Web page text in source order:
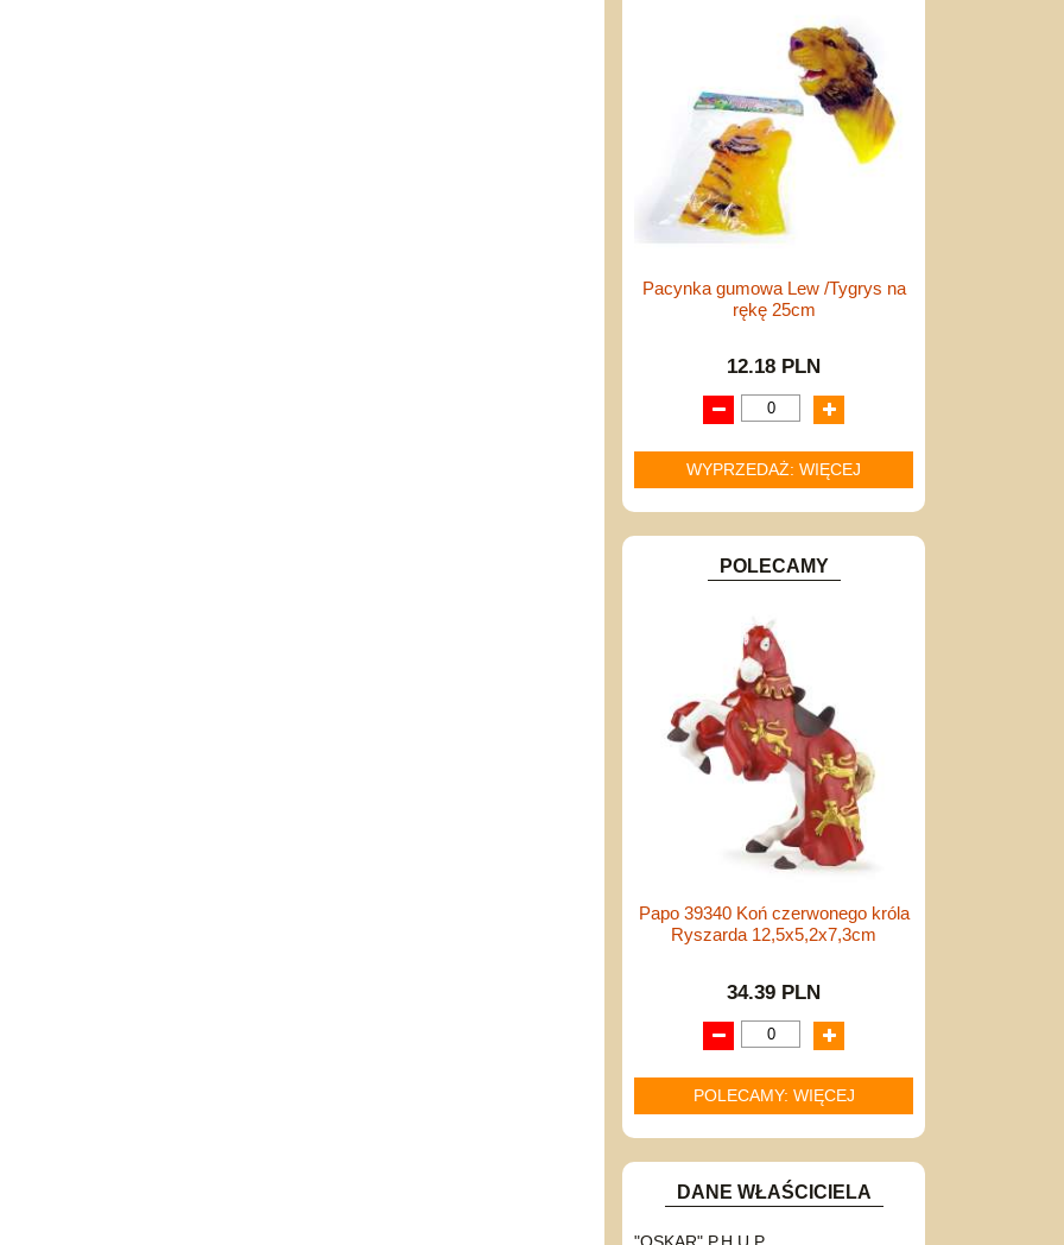
Pacynka gumowa Lew /Tygrys na
rękę 25cm
12.18 PLN
WYPRZEDAŻ: WIĘCEJ
POLECAMY
Papo 39340 Koń czerwonego króla
Ryszarda 12,5x5,2x7,3cm
34.39 PLN
POLECAMY: WIĘCEJ
DANE WŁAŚCICIELA
"OSKAR" P.H.U.P.